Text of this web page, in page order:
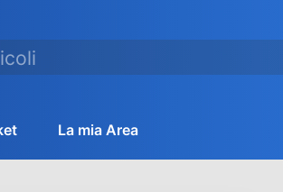
La mia Area